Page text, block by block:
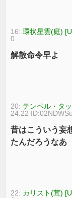
16:環状星雲(庭)
0
解散命令早よ
20: テンペル・タ
24.22
昔はこういう妄
たんだろうなあ
22: カリスト(茸)